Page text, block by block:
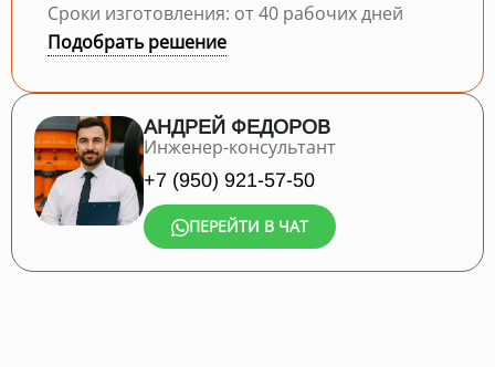
Сроки изготовления: от 40 рабочих дней
Подобрать решение
АНДРЕЙ ФЕДОРОВ
Инженер-консультант
+7 (950) 921-57-50
ПЕРЕЙТИ В ЧАТ